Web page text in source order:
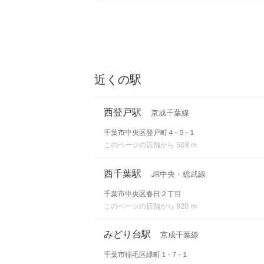
近くの駅
西登戸駅 京成千葉線
千葉市中央区登戸町４-９-１
このページの店舗から 508 m
西千葉駅 JR中央・総武線
千葉市中央区春日２丁目
このページの店舗から 920 m
みどり台駅 京成千葉線
千葉市稲毛区緑町１-７-１